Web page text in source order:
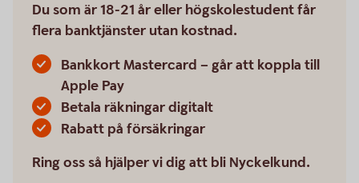
Du som är 18-21 år eller högskolestudent får
flera banktjänster utan kostnad.
Bankkort Mastercard – går att koppla till
Apple Pay
Betala räkningar digitalt
Rabatt på försäkringar
Ring oss så hjälper vi dig att bli Nyckelkund.